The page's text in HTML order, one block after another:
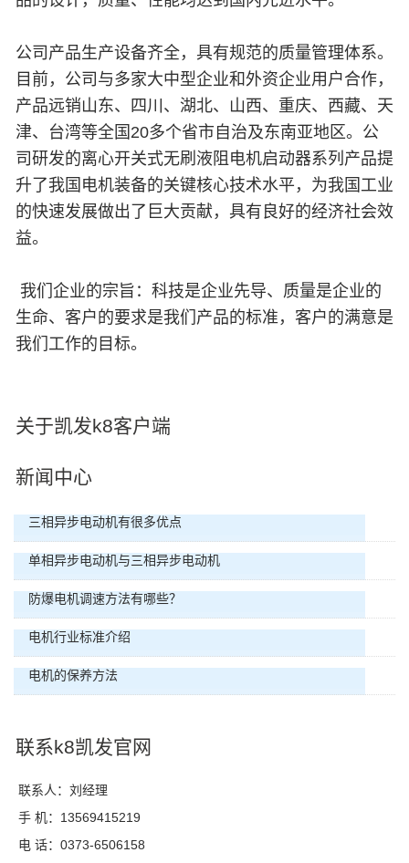
公司产品生产设备齐全，具有规范的质量管理体系。
目前，公司与多家大中型企业和外资企业用户合作，
产品远销山东、四川、湖北、山西、重庆、西藏、天
津、台湾等全国20多个省市自治及东南亚地区。公
司研发的离心开关式无刷液阻电机启动器系列产品提
升了我国电机装备的关键核心技术水平，为我国工业
的快速发展做出了巨大贡献，具有良好的经济社会效
益。
我们企业的宗旨：科技是企业先导、质量是企业的
生命、客户的要求是我们产品的标准，客户的满意是
我们工作的目标。
关于凯发k8客户端
新闻中心
三相异步电动机有很多优点
单相异步电动机与三相异步电动机
防爆电机调速方法有哪些？
电机行业标准介绍
电机的保养方法
联系k8凯发官网
联系人：刘经理
手 机：13569415219
电 话：0373-6506158